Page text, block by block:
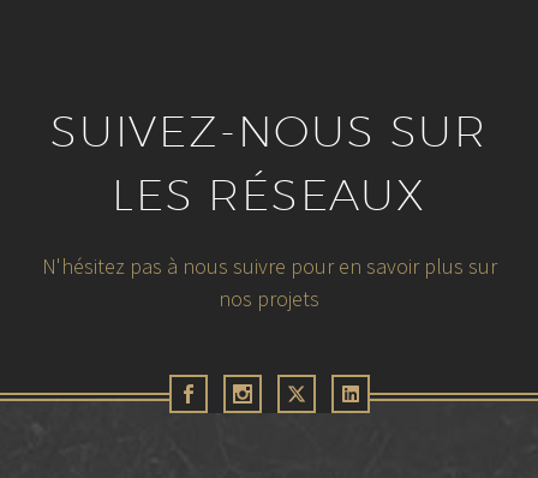
FÉDÉRATION DES PROMOTEURS
IMMOBILIER – Contre vents et marée
SUIVEZ-NOUS SUR
LES RÉSEAUX
N'hésitez pas à nous suivre pour en savoir plus sur
nos projets